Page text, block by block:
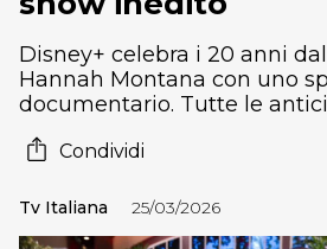
Disney+ celebra i 20 anni
Hannah Montana con uno
documentario. Tutte le
Condividi
Tv Italiana 25/03/2026